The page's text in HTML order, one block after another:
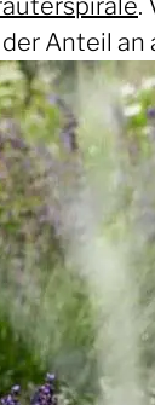
Anteil